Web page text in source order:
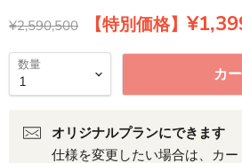
元の価格
¥2,590,500 現在
数量 カ
オリジナルプランにできます
仕様を変更したい場合は、カ